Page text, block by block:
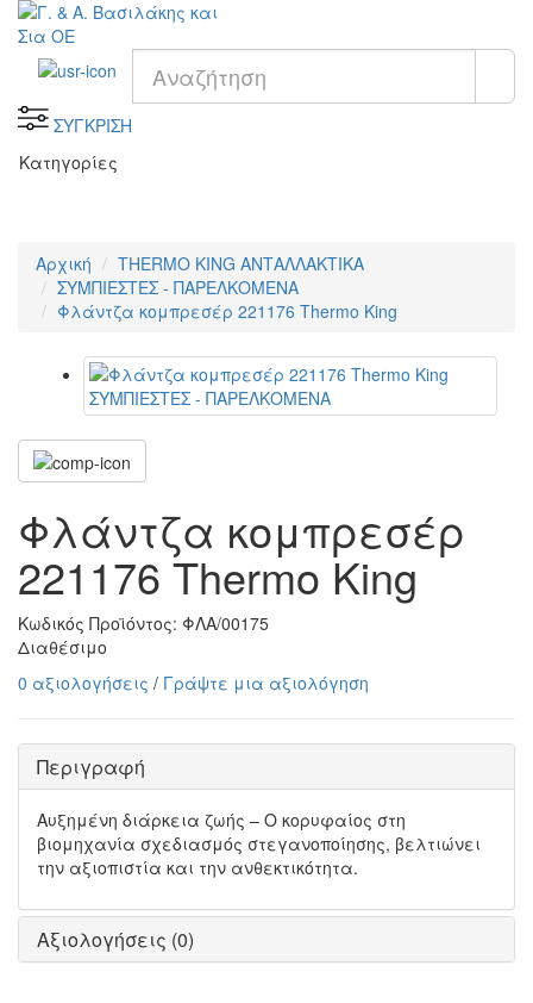
ΣΥΓΚΡΙΣΗ
Κατηγορίες
Αρχική
THERMO KING ΑΝΤΑΛΛΑΚΤΙΚΑ
ΣΥΜΠΙΕΣΤΕΣ - ΠΑΡΕΛΚΟΜΕΝΑ
Φλάντζα κομπρεσέρ 221176 Thermo King
Φλάντζα κομπρεσέρ
221176 Thermo King
Κωδικός Προϊόντος: ΦΛΑ/00175
Διαθέσιμο
0 αξιολογήσεις / Γράψτε μια αξιολόγηση
Περιγραφή
Αυξημένη διάρκεια ζωής – Ο κορυφαίος στη
βιομηχανία σχεδιασμός στεγανοποίησης, βελτιώνει
την αξιοπιστία και την ανθεκτικότητα.
Αξιολογήσεις (0)